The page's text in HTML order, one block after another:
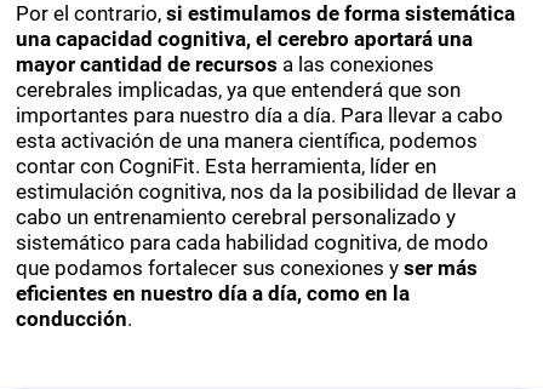
Por el contrario,si estimulamos de forma sistemática
una capacidad cognitiva, el cerebro aportará una
mayor cantidad de recursos a las conexiones
cerebrales implicadas, ya que entenderá que son
importantes para nuestro día a día. Para llevar a cabo
esta activación de una manera científica, podemos
contar con CogniFit. Esta herramienta, líder en
estimulación cognitiva, nos da la posibilidad de llevar a
cabo un entrenamiento cerebral personalizado y
sistemático para cada habilidad cognitiva, de modo
que podamos fortalecer sus conexiones yser más
eficientes en nuestro día a día, como en la
conducción.